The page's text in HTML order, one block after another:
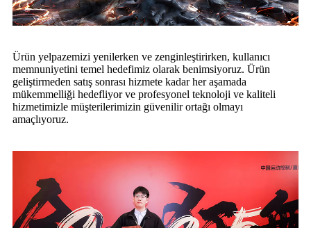
Ürün yelpazemizi yenilerken ve zenginleştirirken, kullanıcı
memnuniyetini temel hedefimiz olarak benimsiyoruz. Ürün
geliştirmeden satış sonrası hizmete kadar her aşamada
mükemmelliği hedefliyor ve profesyonel teknoloji ve kaliteli
hizmetimizle müşterilerimizin güvenilir ortağı olmayı
amaçlıyoruz.